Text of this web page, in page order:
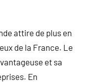
attire de plus en
de la France. Le
et sa
En